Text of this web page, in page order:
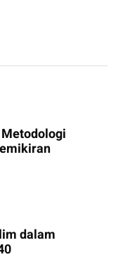
dalam